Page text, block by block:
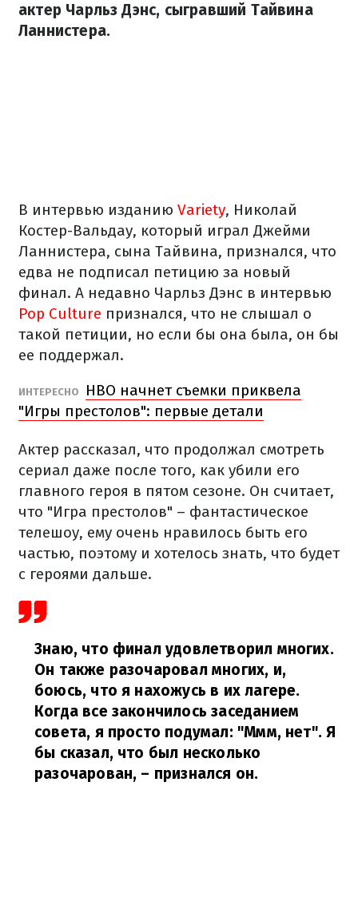
актер Чарльз Дэнс, сыгравший Тайвина
Ланнистера.
В интервью изданию Variety, Николай
Костер-Вальдау, который играл Джейми
Ланнистера, сына Тайвина, признался, что
едва не подписал петицию за новый
финал. А недавно Чарльз Дэнс в интервью
Pop Culture признался, что не слышал о
такой петиции, но если бы она была, он бы
ее поддержал.
ИНТЕРЕСНО
HBO начнет съемки приквела
"Игры престолов": первые детали
Актер рассказал, что продолжал смотреть
сериал даже после того, как убили его
главного героя в пятом сезоне. Он считает,
что "Игра престолов" – фантастическое
телешоу, ему очень нравилось быть его
частью, поэтому и хотелось знать, что будет
с героями дальше.
Знаю, что финал удовлетворил многих.
Он также разочаровал многих, и,
боюсь, что я нахожусь в их лагере.
Когда все закончилось заседанием
совета, я просто подумал: "Ммм, нет". Я
бы сказал, что был несколько
разочарован, – признался он.